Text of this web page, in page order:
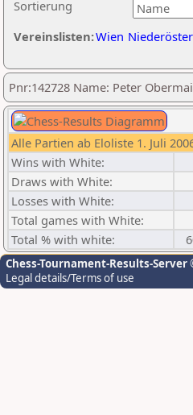
Sortierung
Vereinslisten:Wien
Pnr:142728 Name: Peter
Alle Partien ab Eloliste 1. Juli
Wins with White:
Draws with White:
Losses with White:
Total games with White:
Total % with white:
Chess-Tournament-Results-Server
Legal details/Terms of use